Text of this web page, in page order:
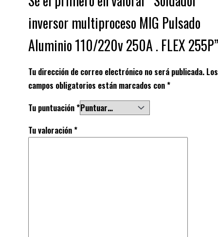
inversor multiproceso MIG Pulsado
Aluminio 110/220v 250A . FLEX 255P”
Tu dirección de correo electrónico no será publicada. Los
campos obligatorios están marcados con*
Tu puntuación*
Tu valoración*